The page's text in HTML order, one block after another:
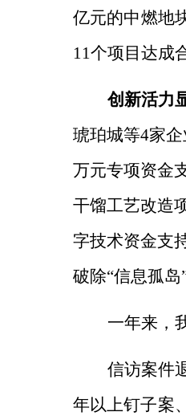
亿元的中燃地
11个项目达成
创新活力
琥珀城等4家
万元专项资金
干馏工艺改造
字技术资金支持
破除“信息孤岛”
一年来，
信访案件
年以上钉子案